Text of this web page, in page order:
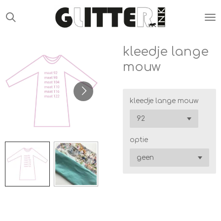
direct
kleedje lange
mouw
kleedje lange mouw
optie